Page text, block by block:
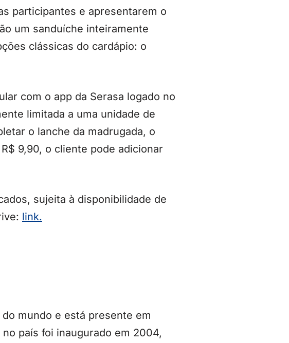
participantes e apresentarem o
um sanduíche inteiramente
clássicas do cardápio: o
com o app da Serasa logado no
limitada a uma unidade de
o lanche da madrugada, o
9,90, o cliente pode adicionar
sujeita à disponibilidade de
link.
mundo e está presente em
país foi inaugurado em 2004,